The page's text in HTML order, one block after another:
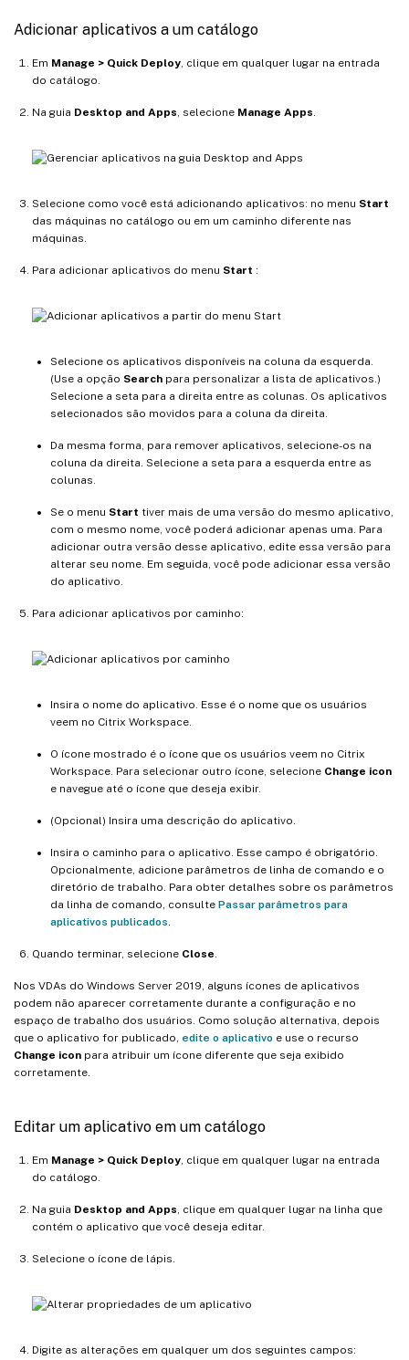
Adicionar aplicativos a um catálogo
Em Manage > Quick Deploy , clique em qualquer lugar na entrada
do catálogo.
Na guia Desktop and Apps , selecione Manage Apps
Selecione como você está adicionando aplicativos: no menu Start
das máquinas no catálogo ou em um caminho diferente nas
máquinas.
Para adicionar aplicativos do menu Start :
Selecione os aplicativos disponíveis na coluna da esquerda.
(Use a opção Search para personalizar a lista de aplicativos.)
Selecione a seta para a direita entre as colunas. Os aplicativos
selecionados são movidos para a coluna da direita.
Da mesma forma, para remover aplicativos, selecione-os na
coluna da direita. Selecione a seta para a esquerda entre as
colunas.
Se o menu Start tiver mais de uma versão do mesmo aplicativo,
com o mesmo nome, você poderá adicionar apenas uma. Para
adicionar outra versão desse aplicativo, edite essa versão para
alterar seu nome. Em seguida, você pode adicionar essa versão
do aplicativo.
Para adicionar aplicativos por caminho:
Insira o nome do aplicativo. Esse é o nome que os usuários
veem no Citrix Workspace.
O ícone mostrado é o ícone que os usuários veem no Citrix
Workspace. Para selecionar outro ícone, selecione Change icon
e navegue até o ícone que deseja exibir.
(Opcional) Insira uma descrição do aplicativo.
Insira o caminho para o aplicativo. Esse campo é obrigatório.
Opcionalmente, adicione parâmetros de linha de comando e o
diretório de trabalho. Para obter detalhes sobre os parâmetros
da linha de comando, consulte Passar parâmetros para
aplicativos publicados
Quando terminar, selecione Close
Nos VDAs do Windows Server 2019, alguns ícones de aplicativos
podem não aparecer corretamente durante a configuração e no
espaço de trabalho dos usuários. Como solução alternativa, depois
que o aplicativo for publicado, edite o aplicativo e use o recurso
Change icon para atribuir um ícone diferente que seja exibido
corretamente.
Editar um aplicativo em um catálogo
Em Manage > Quick Deploy , clique em qualquer lugar na entrada
do catálogo.
Na guia Desktop and Apps , clique em qualquer lugar na linha que
contém o aplicativo que você deseja editar.
Selecione o ícone de lápis.
Digite as alterações em qualquer um dos seguintes campos: